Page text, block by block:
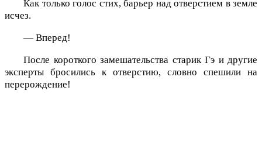
Как только голос стих, барьер над отверстием в земле
исчез.
— Вперед!
После короткого замешательства старик Гэ и другие
эксперты бросились к отверстию, словно спешили на
перерождение!